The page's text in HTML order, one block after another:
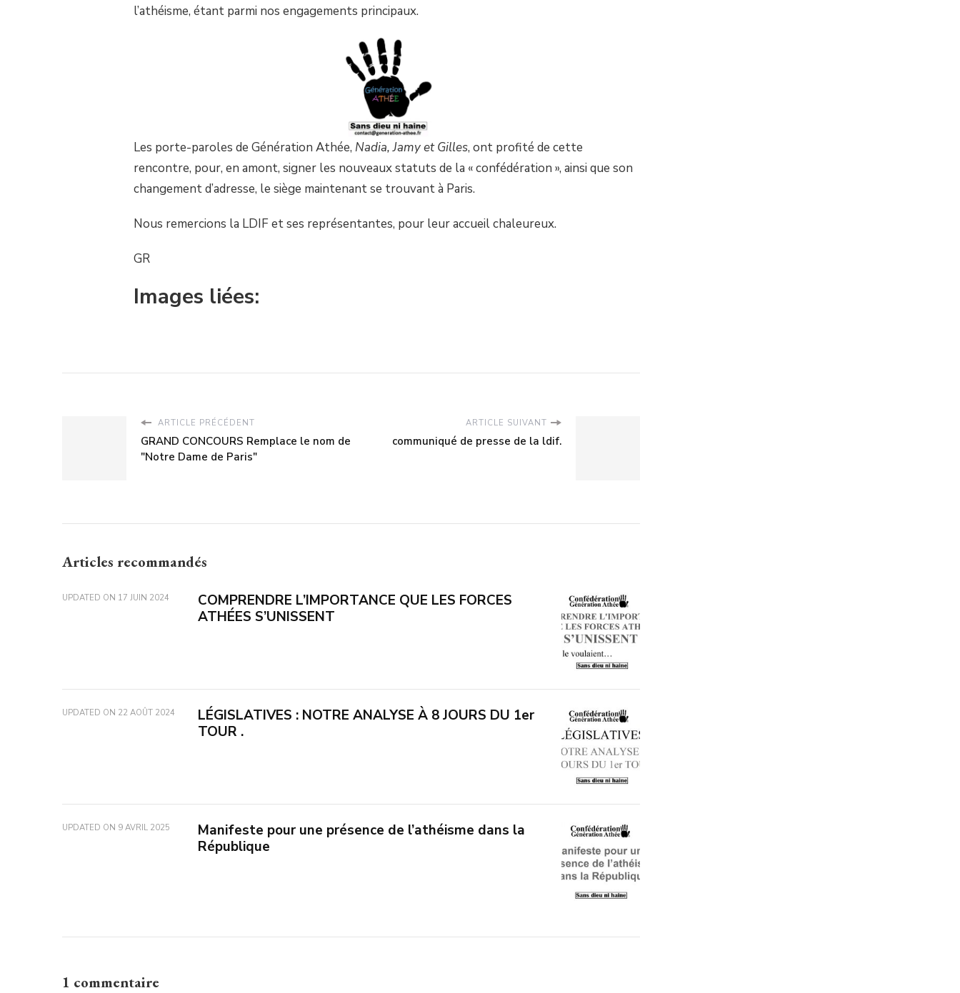
l’athéisme, étant parmi nos engagements principaux.
Les porte-paroles de Génération Athée, Nadia, Jamy et Gilles, ont profité de cette
rencontre, pour, en amont, signer les nouveaux statuts de la « confédération », ainsi que son
changement d’adresse, le siège maintenant se trouvant à Paris.
Nous remercions la LDIF et ses représentantes, pour leur accueil chaleureux.
GR
Images liées:
ARTICLE PRÉCÉDENT
GRAND CONCOURS Remplace le nom de
"Notre Dame de Paris"
ARTICLE SUIVANT
communiqué de presse de la ldif.
Articles recommandés
UPDATED ON 17 JUIN 2024
COMPRENDRE L’IMPORTANCE QUE LES FORCES
ATHÉES S’UNISSENT
UPDATED ON 22 AOÛT 2024
LÉGISLATIVES : NOTRE ANALYSE À 8 JOURS DU 1er
TOUR .
UPDATED ON 9 AVRIL 2025
Manifeste pour une présence de l’athéisme dans la
République
1 commentaire